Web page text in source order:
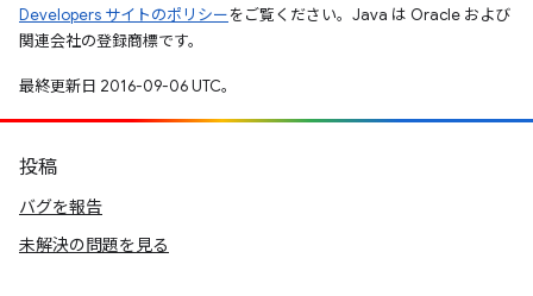
Developers サイトのポリシーをご覧ください。Java は Oracle および
関連会社の登録商標です。
最終更新日 2016-09-06 UTC。
投稿
バグを報告
未解決の問題を見る